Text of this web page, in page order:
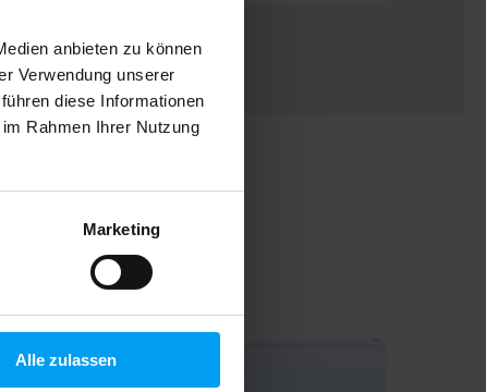
anbieten zu können
Verwendung unserer
diese Informationen
Rahmen Ihrer Nutzung
Marketing
Alle zulassen